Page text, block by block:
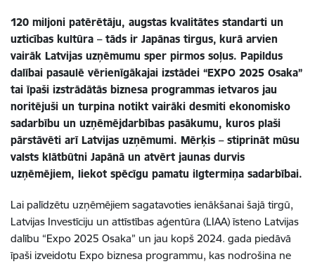
120 miljoni patērētāju, augstas kvalitātes standarti un
uzticības kultūra – tāds ir Japānas tirgus, kurā arvien
vairāk Latvijas uzņēmumu sper pirmos soļus. Papildus
dalībai pasaulē vērienīgākajai izstādei “EXPO 2025 Osaka”
tai īpaši izstrādātās biznesa programmas ietvaros jau
noritējuši un turpina notikt vairāki desmiti ekonomisko
sadarbību un uzņēmējdarbības pasākumu, kuros plaši
pārstāvēti arī Latvijas uzņēmumi. Mērķis – stiprināt mūsu
valsts klātbūtni Japānā un atvērt jaunas durvis
uzņēmējiem, liekot spēcīgu pamatu ilgtermiņa sadarbībai.
Lai palīdzētu uzņēmējiem sagatavoties ienākšanai šajā tirgū,
Latvijas Investīciju un attīstības aģentūra (LIAA) īsteno Latvijas
dalību “Expo 2025 Osaka” un jau kopš 2024. gada piedāvā
īpaši izveidotu Expo biznesa programmu, kas nodrošina ne